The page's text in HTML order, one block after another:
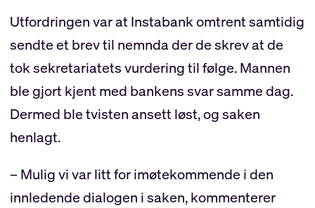
Utfordringen var at Instabank omtrent samtidig
sendte et brev til nemnda der de skrev at de
tok sekretariatets vurdering til følge. Mannen
ble gjort kjent med bankens svar samme dag.
Dermed ble tvisten ansett løst, og saken
henlagt.
– Mulig vi var litt for imøtekommende i den
innledende dialogen i saken, kommenterer